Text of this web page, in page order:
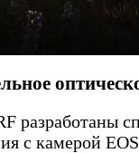
разработаны
с камерой